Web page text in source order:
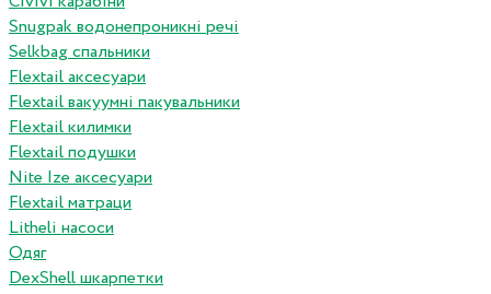
Snugpak водонепроникні речі
Selkbag спальники
Flextail аксесуари
Flextail вакуумні пакувальники
Flextail килимки
Flextail подушки
Nite Ize аксесуари
Flextail матраци
Litheli насоси
Одяг
DexShell шкарпетки